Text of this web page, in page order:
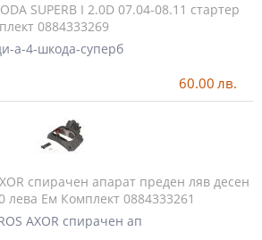
SUPERB I 2.0D 07.04-08.11 стартер
0884333269
а-4-шкода-суперб
60.00 лв.
спирачен апарат преден ляв десен
лева Ем Комплект 0884333261
AXOR спирачен ап